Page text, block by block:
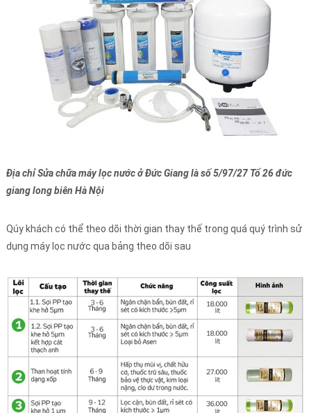
Địa chỉ Sửa chữa máy lọc nước ở Đức Giang là số 5/97/27 Tổ 26 đức
giang long biên Hà Nội
Qúy khách có thể theo dõi thời gian thay thế trong quá quý trình sử
dụng máy lọc nước qua bảng theo dõi sau